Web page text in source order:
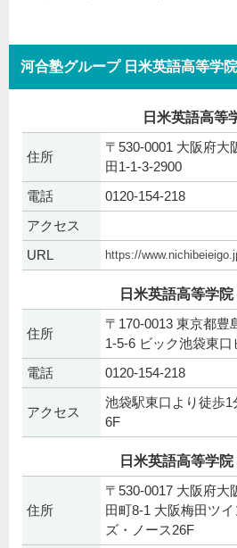
河合塾グループ 日米英語高等学
日米英語高等
住所
〒530-0001 大阪府大
田1-1-3-2900
電話
0120-154-218
アクセス
URL
https://
日米英語高等学
住所
〒170-0013 東京都豊
1-5-6 ビック池袋東口
電話 0120-154-218
アクセス
池袋駅東口より徒歩
6F
日米英語高等学
住所
〒530-0017 大阪府大
田町8-1 大阪梅田ツ
ズ・ノース26F